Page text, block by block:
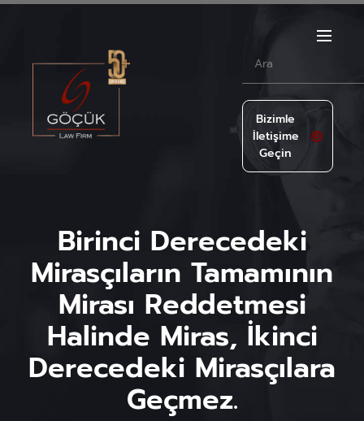
Bizimle
İletişime
Geçin
Birinci Derecedeki
Mirasçıların Tamamının
Mirası Reddetmesi
Halinde Miras, İkinci
Derecedeki Mirasçılara
Geçmez.